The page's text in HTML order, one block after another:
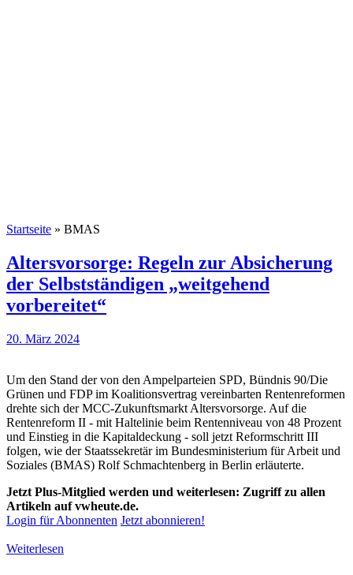
Startseite » BMAS
Altersvorsorge: Regeln zur Absicherung
der Selbstständigen „weitgehend
vorbereitet“
20. März 2024
Um den Stand der von den Ampelparteien SPD, Bündnis 90/Die
Grünen und FDP im Koalitionsvertrag vereinbarten Rentenreformen
drehte sich der MCC-Zukunftsmarkt Altersvorsorge. Auf die
Rentenreform II - mit Haltelinie beim Rentenniveau von 48 Prozent
und Einstieg in die Kapitaldeckung - soll jetzt Reformschritt III
folgen, wie der Staatssekretär im Bundesministerium für Arbeit und
Soziales (BMAS) Rolf Schmachtenberg in Berlin erläuterte.
Jetzt Plus-Mitglied werden und weiterlesen: Zugriff zu allen
Artikeln auf vwheute.de.
Login für Abonnenten Jetzt abonnieren!
Weiterlesen